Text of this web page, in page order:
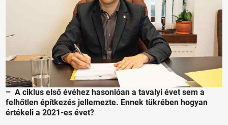
– A ciklus első évéhez hasonlóan a tavalyi évet sem a
felhőtlen építkezés jellemezte. Ennek tükrében hogyan
értékeli a 2021-es évet?